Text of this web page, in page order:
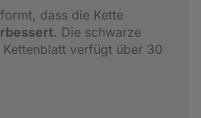
dass die Kette
. Die schwarze
verfügt über 30